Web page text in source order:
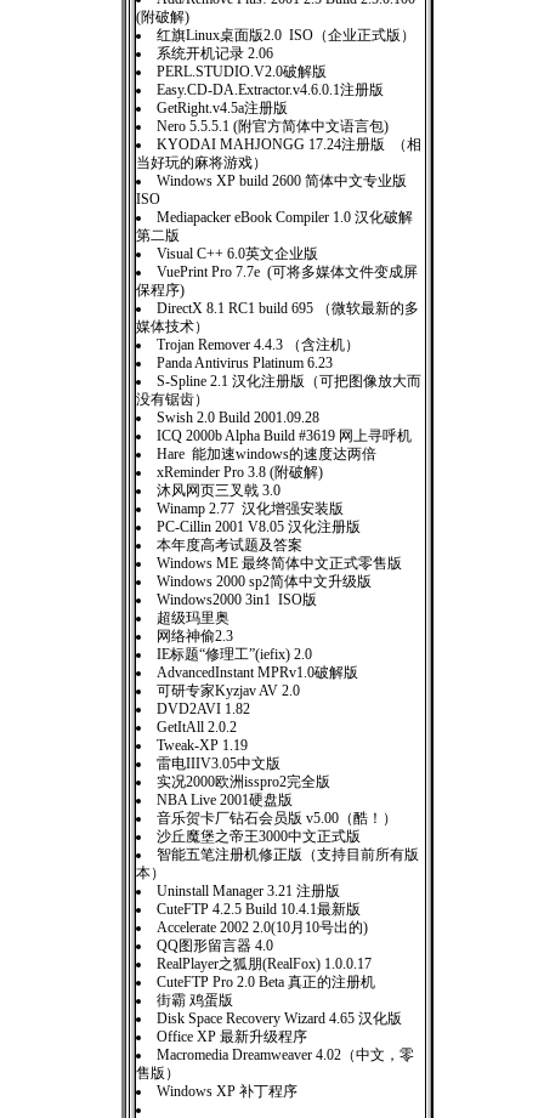
(附破解)
红旗Linux桌面版2.0 ISO（企业正式版）
系统开机记录 2.06
PERL.STUDIO.V2.0破解版
Easy.CD-DA.Extractor.v4.6.0.1注册版
GetRight.v4.5a注册版
Nero 5.5.5.1 (附官方简体中文语言包)
KYODAI MAHJONGG 17.24注册版 （相
当好玩的麻将游戏）
Windows XP build 2600 简体中文专业版
ISO
Mediapacker eBook Compiler 1.0 汉化破解
第二版
Visual C++ 6.0英文企业版
VuePrint Pro 7.7e (可将多媒体文件变成屏
保程序)
DirectX 8.1 RC1 build 695 （微软最新的多
媒体技术）
Trojan Remover 4.4.3 （含注机）
Panda Antivirus Platinum 6.23
S-Spline 2.1 汉化注册版（可把图像放大而
没有锯齿）
Swish 2.0 Build 2001.09.28
ICQ 2000b Alpha Build #3619 网上寻呼机
Hare 能加速windows的速度达两倍
xReminder Pro 3.8 (附破解)
沐风网页三叉戟 3.0
Winamp 2.77 汉化增强安装版
PC-Cillin 2001 V8.05 汉化注册版
本年度高考试题及答案
Windows ME 最终简体中文正式零售版
Windows 2000 sp2简体中文升级版
Windows2000 3in1 ISO版
超级玛里奥
网络神偷2.3
IE标题“修理工”(iefix) 2.0
AdvancedInstant MPRv1.0破解版
可研专家Kyzjav AV 2.0
DVD2AVI 1.82
GetItAll 2.0.2
Tweak-XP 1.19
雷电IIIV3.05中文版
实况2000欧洲isspro2完全版
NBA Live 2001硬盘版
音乐贺卡厂钻石会员版 v5.00（酷！）
沙丘魔堡之帝王3000中文正式版
智能五笔注册机修正版（支持目前所有版
本）
Uninstall Manager 3.21 注册版
CuteFTP 4.2.5 Build 10.4.1最新版
Accelerate 2002 2.0(10月10号出的)
QQ图形留言器 4.0
RealPlayer之狐朋(RealFox) 1.0.0.17
CuteFTP Pro 2.0 Beta 真正的注册机
街霸 鸡蛋版
Disk Space Recovery Wizard 4.65 汉化版
Office XP 最新升级程序
Macromedia Dreamweaver 4.02（中文，零
售版）
Windows XP 补丁程序